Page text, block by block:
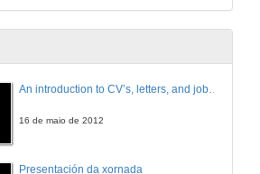
16 de maio de 2012
Presentación da xornada